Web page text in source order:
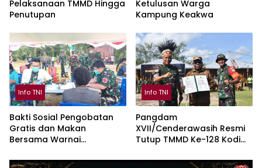
Pelaksanaan TMMD Hingga
Penutupan
Ketulusan Warga
Kampung Keakwa
Info TNI
Bakti Sosial Pengobatan
Gratis dan Makan
Bersama Warnai
Info TNI
Pangdam
XVII/Cenderawasih Resmi
Tutup TMMD Ke-128 Kodim
Keakwa